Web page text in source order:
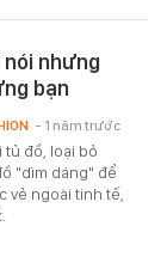
nhưng
bạn
tủ đồ, loại bỏ
"dìm dáng" để
vẻ ngoài tinh tế,
- 1 năm trước